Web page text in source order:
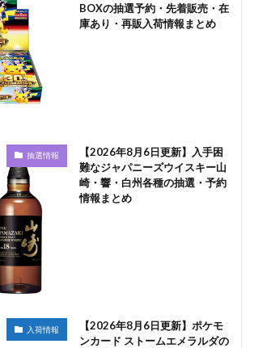
BOXの抽選予約・先着販売・在
庫あり・再販入荷情報まとめ
抽選情報
【2026年8月6日更新】入手困
難なジャパニーズウイスキー山
崎・響・白州各種の抽選・予約
情報まとめ
入荷情報
【2026年8月6日更新】ポケモ
ンカード ストームエメラルダの